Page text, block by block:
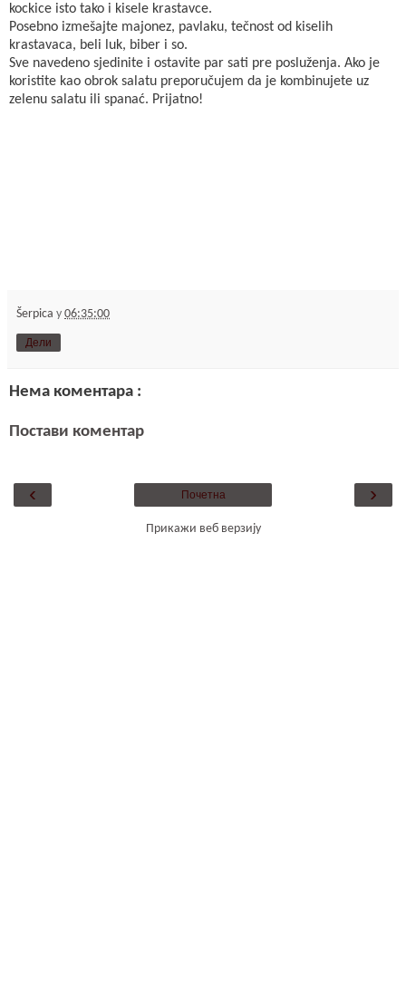
kockice isto tako i kisele krastavce.
Posebno izmešajte majonez, pavlaku, tečnost od kiselih
krastavaca, beli luk, biber i so.
Sve navedeno sjedinite i ostavite par sati pre posluženja. Ako je
koristite kao obrok salatu preporučujem da je kombinujete uz
zelenu salatu ili spanać. Prijatno!
Šerpica у 06:35:00
Дели
Нема коментара :
Постави коментар
‹ ›
Почетна
Прикажи веб верзију